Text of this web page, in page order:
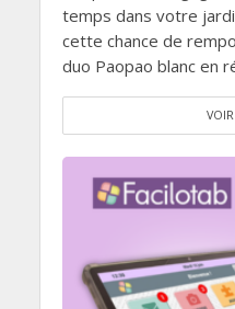
temps dans votre
cette chance de
duo Paopao blanc en